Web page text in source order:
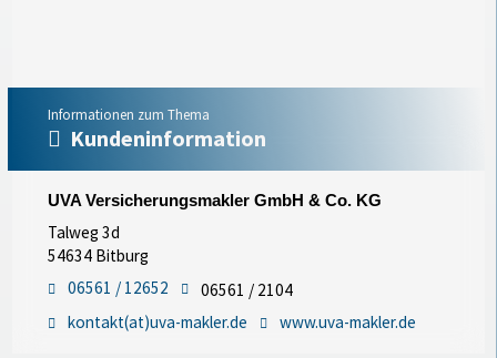
Informationen zum Thema
Kundeninformation
UVA Versicherungsmakler GmbH & Co. KG
Talweg 3d
54634 Bitburg
06561 / 12652
06561 / 2104
kontakt(at)uva-makler.de
www.uva-makler.de